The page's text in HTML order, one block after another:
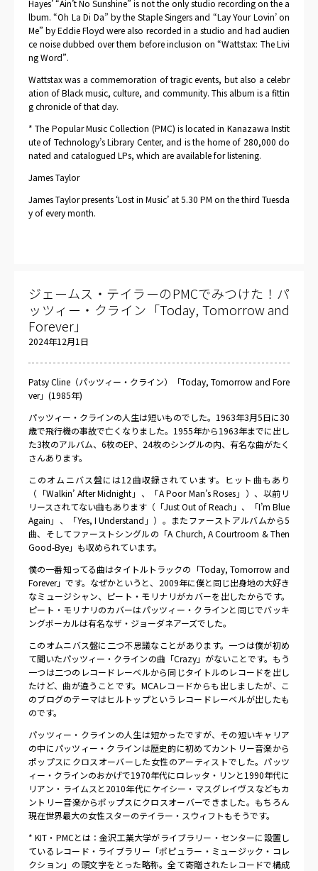
Hayes’ “Ain’t No Sunshine” is not the only studio recording on the a
lbum. “Oh La Di Da” by the Staple Singers and “Lay Your Lovin’ on
Me” by Eddie Floyd were also recorded in a studio and had audien
ce noise dubbed over them before inclusion on “Wattstax: The Livi
ng Word”.
Wattstax was a commemoration of tragic events, but also a celebr
ation of Black music, culture, and community. This album is a fittin
g chronicle of that day.
* The Popular Music Collection (PMC) is located in Kanazawa Instit
ute of Technology’s Library Center, and is the home of 280,000 do
nated and catalogued LPs, which are available for listening.
James Taylor
James Taylor presents ‘Lost in Music’ at 5.30 PM on the third Tuesda
y of every month.
ジェームス・テイラーのPMCでみつけた！パ
ッツィー・クライン「Today, Tomorrow and
Forever」
2024年12月1日
Patsy Cline（パッツィー・クライン）「Today, Tomorrow and Fore
ver」(1985年)
パッツィー・クラインの人生は短いものでした。1963年3月5日に30
歳で飛行機の事故で亡くなりました。1955年から1963年までに出し
た3枚のアルバム、6枚のEP、24枚のシングルの内、有名な曲がたく
さんあります。
このオムニバス盤には12曲収録されています。ヒット曲もあり
（「Walkin’ After Midnight」、「A Poor Man’s Roses」）、以前リ
リースされてない曲もあります（「Just Out of Reach」、「I’m Blue
Again」、「Yes, I Understand」）。またファーストアルバムから5
曲、そしてファーストシングルの「A Church, A Courtroom & Then
Good-Bye」も収められています。
僕の一番知ってる曲はタイトルトラックの「Today, Tomorrow and
Forever」です。なぜかというと、2009年に僕と同じ出身地の大好き
なミュージシャン、ピート・モリナリがカバーを出したからです。
ピート・モリナリのカバーはパッツィー・クラインと同じでバッキ
ングボーカルは有名なザ・ジョーダネアーズでした。
このオムニバス盤に二つ不思議なことがあります。一つは僕が初め
て聞いたパッツィー・クラインの曲「Crazy」がないことです。もう
一つは二つのレコードレーベルから同じタイトルのレコードを出し
たけど、曲が違うことです。MCAレコードからも出しましたが、こ
のブログのテーマはヒルトップというレコードレーベルが出したも
のです。
パッツィー・クラインの人生は短かったですが、その短いキャリア
の中にパッツィー・クラインは歴史的に初めてカントリー音楽から
ポップスにクロスオーバーした女性のアーティストでした。パッツ
ィー・クラインのおかげで1970年代にロレッタ・リンと1990年代に
リアン・ライムスと2010年代にケイシー・マスグレイヴスなどもカ
ントリー音楽からポップスにクロスオーバーできました。もちろん
現在世界最大の女性スターのテイラー・スウィフトもそうです。
* KIT・PMCとは：金沢工業大学がライブラリー・センターに設置し
ているレコード・ライブラリー「ポピュラー・ミュージック・コレ
クション」の頭文字をとった略称。全て寄贈されたレコードで構成